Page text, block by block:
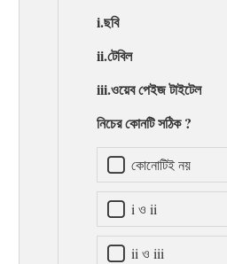
i.ছবি
ii.টেবিল
iii.ওয়েব পেইজ টাইটেল
নিচের কোনটি সঠিক ?
কোনোটিই নয়
i ও ii
ii ও iii